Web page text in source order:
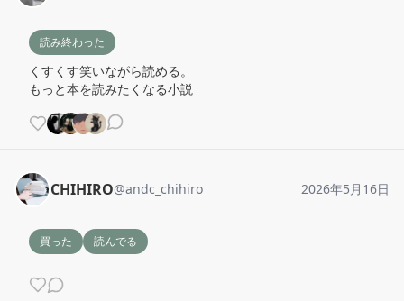
読み終わった
くすくす笑いながら読める。
もっと本を読みたくなる小説
CHIHIRO@andc_chihiro 2026年5月16日
買った 読んでる